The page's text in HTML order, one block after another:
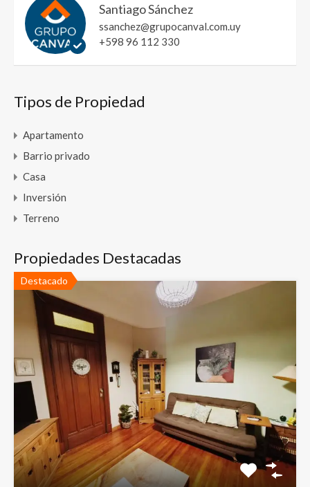
Santiago Sánchez
ssanchez@grupocanval.com.uy
+598 96 112 330
Tipos de Propiedad
Apartamento
Barrio privado
Casa
Inversión
Terreno
Propiedades Destacadas
Destacado